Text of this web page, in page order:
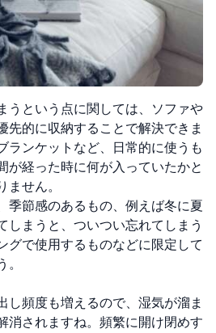
うという点に関しては、ソファや
先的に収納することで解決できま
ランケットなど、日常的に使うも
が経った時に何が入っていたかと
せん。
季節感のあるもの、例えば冬に夏
しまうと、ついつい忘れてしまう
グで使用するものなどに限定して
し頻度も増えるので、湿気が溜ま
消されますね。頻繁に開け閉めす